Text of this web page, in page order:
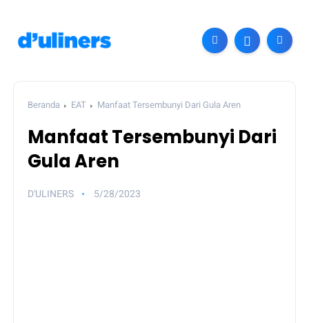
Beranda EAT Manfaat Tersembunyi Dari Gula Aren
Manfaat Tersembunyi Dari
Gula Aren
D'ULINERS 5/28/2023